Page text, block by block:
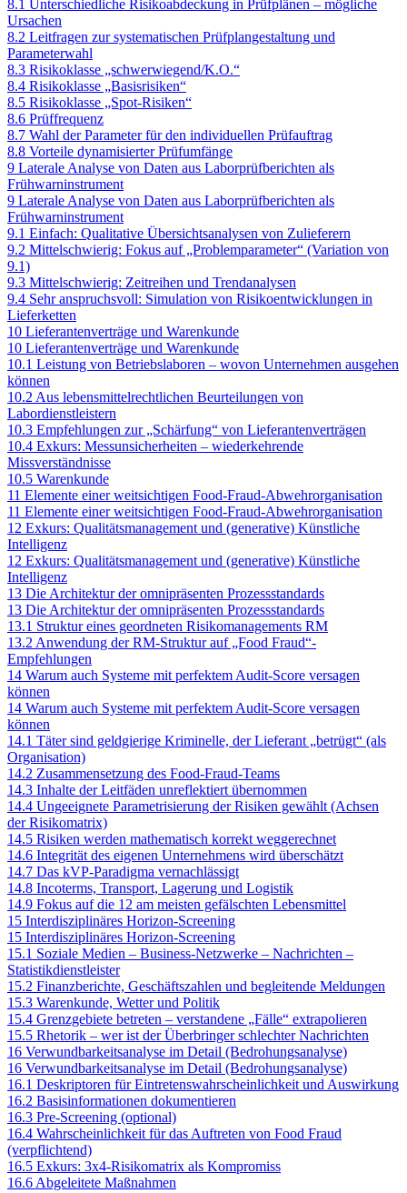
8.1 Unterschiedliche Risikoabdeckung in Prüfplänen – mögliche
Ursachen
8.2 Leitfragen zur systematischen Prüfplangestaltung und
Parameterwahl
8.3 Risikoklasse „schwerwiegend/K.O.“
8.4 Risikoklasse „Basisrisiken“
8.5 Risikoklasse „Spot-Risiken“
8.6 Prüffrequenz
8.7 Wahl der Parameter für den individuellen Prüfauftrag
8.8 Vorteile dynamisierter Prüfumfänge
9 Laterale Analyse von Daten aus Laborprüfberichten als
Frühwarninstrument
9 Laterale Analyse von Daten aus Laborprüfberichten als
Frühwarninstrument
9.1 Einfach: Qualitative Übersichtsanalysen von Zulieferern
9.2 Mittelschwierig: Fokus auf „Problemparameter“ (Variation von
9.1)
9.3 Mittelschwierig: Zeitreihen und Trendanalysen
9.4 Sehr anspruchsvoll: Simulation von Risikoentwicklungen in
Lieferketten
10 Lieferantenverträge und Warenkunde
10 Lieferantenverträge und Warenkunde
10.1 Leistung von Betriebslaboren – wovon Unternehmen ausgehen
können
10.2 Aus lebensmittelrechtlichen Beurteilungen von
Labordienstleistern
10.3 Empfehlungen zur „Schärfung“ von Lieferantenverträgen
10.4 Exkurs: Messunsicherheiten – wiederkehrende
Missverständnisse
10.5 Warenkunde
11 Elemente einer weitsichtigen Food-Fraud-Abwehrorganisation
11 Elemente einer weitsichtigen Food-Fraud-Abwehrorganisation
12 Exkurs: Qualitätsmanagement und (generative) Künstliche
Intelligenz
12 Exkurs: Qualitätsmanagement und (generative) Künstliche
Intelligenz
13 Die Architektur der omnipräsenten Prozessstandards
13 Die Architektur der omnipräsenten Prozessstandards
13.1 Struktur eines geordneten Risikomanagements RM
13.2 Anwendung der RM-Struktur auf „Food Fraud“-
Empfehlungen
14 Warum auch Systeme mit perfektem Audit-Score versagen
können
14 Warum auch Systeme mit perfektem Audit-Score versagen
können
14.1 Täter sind geldgierige Kriminelle, der Lieferant „betrügt“ (als
Organisation)
14.2 Zusammensetzung des Food-Fraud-Teams
14.3 Inhalte der Leitfäden unreflektiert übernommen
14.4 Ungeeignete Parametrisierung der Risiken gewählt (Achsen
der Risikomatrix)
14.5 Risiken werden mathematisch korrekt weggerechnet
14.6 Integrität des eigenen Unternehmens wird überschätzt
14.7 Das kVP-Paradigma vernachlässigt
14.8 Incoterms, Transport, Lagerung und Logistik
14.9 Fokus auf die 12 am meisten gefälschten Lebensmittel
15 Interdisziplinäres Horizon-Screening
15 Interdisziplinäres Horizon-Screening
15.1 Soziale Medien – Business-Netzwerke – Nachrichten –
Statistikdienstleister
15.2 Finanzberichte, Geschäftszahlen und begleitende Meldungen
15.3 Warenkunde, Wetter und Politik
15.4 Grenzgebiete betreten – verstandene „Fälle“ extrapolieren
15.5 Rhetorik – wer ist der Überbringer schlechter Nachrichten
16 Verwundbarkeitsanalyse im Detail (Bedrohungsanalyse)
16 Verwundbarkeitsanalyse im Detail (Bedrohungsanalyse)
16.1 Deskriptoren für Eintretenswahrscheinlichkeit und Auswirkung
16.2 Basisinformationen dokumentieren
16.3 Pre-Screening (optional)
16.4 Wahrscheinlichkeit für das Auftreten von Food Fraud
(verpflichtend)
16.5 Exkurs: 3x4-Risikomatrix als Kompromiss
16.6 Abgeleitete Maßnahmen